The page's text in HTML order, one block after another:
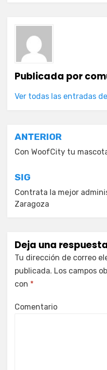
Publicada por
Ver todas las entradas
Navegación
de
entradas
ANTERIOR
Con WoofCity tu
SIG
Contrata la mejor
Zaragoza
Deja una
Tu dirección de correo
publicada. Los campos
con *
Comentario